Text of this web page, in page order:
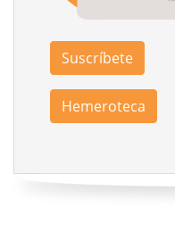
Suscríbete
Hemeroteca